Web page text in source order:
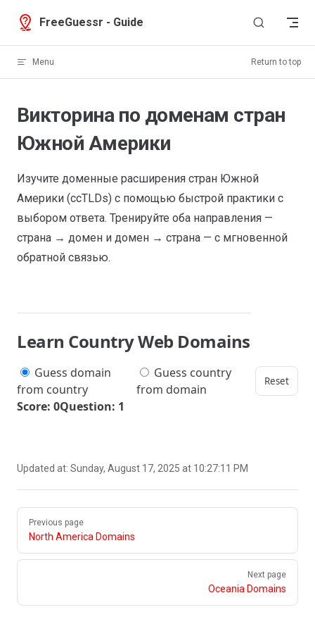
Skip to content
FreeGuessr - Guide
Menu Return to top
Викторина по доменам стран
Южной Америки
Изучите доменные расширения стран Южной
Америки (ccTLDs) с помощью быстрой практики с
выбором ответа. Тренируйте оба направления —
страна → домен и домен → страна — с мгновенной
обратной связью.
Learn Country Web Domains
Guess domain
from country
Guess country
from domain
Reset
Score: 0Question: 1
Updated at: Sunday, August 17, 2025 at 10:27:11 PM
Pager
Previous page
North America Domains
Next page
Oceania Domains